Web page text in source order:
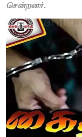
சென்றனர்.